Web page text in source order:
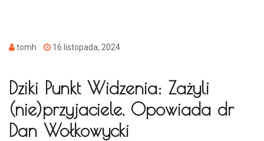
tomh 16 listopada, 2024
Dziki Punkt Widzenia: Zażyli
(nie)przyjaciele. Opowiada dr
Dan Wołkowycki